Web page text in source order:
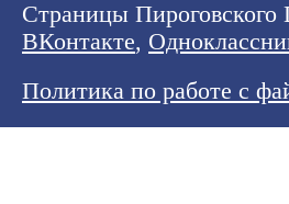
Страницы Пироговского
ВКонтакте,
Политика по работе с